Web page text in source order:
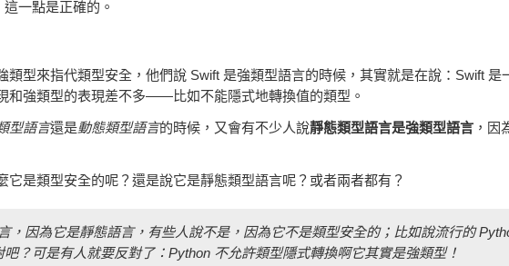
一點是正確的。
型來指代類型安全，他們說 Swift 是強類型語言的時候，其實就是在說：Swift 是
強類型的表現差不多——比如不能隱式地轉換值的類型。
型語言還是動態類型語言的時候，又會有不少人說靜態類型語言是強類型語言 ，因
是類型安全的呢？還是說它是靜態類型語言呢？或者兩者都有？
，因為它是靜態語言，有些人說不是，因為它不是類型安全的；比如說流行的
？可是有人就要反對了：Python 不允許類型隱式轉換啊它其實是強類型！